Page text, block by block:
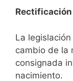
Rectificación
La
cambio de la
consignada
nacimiento.